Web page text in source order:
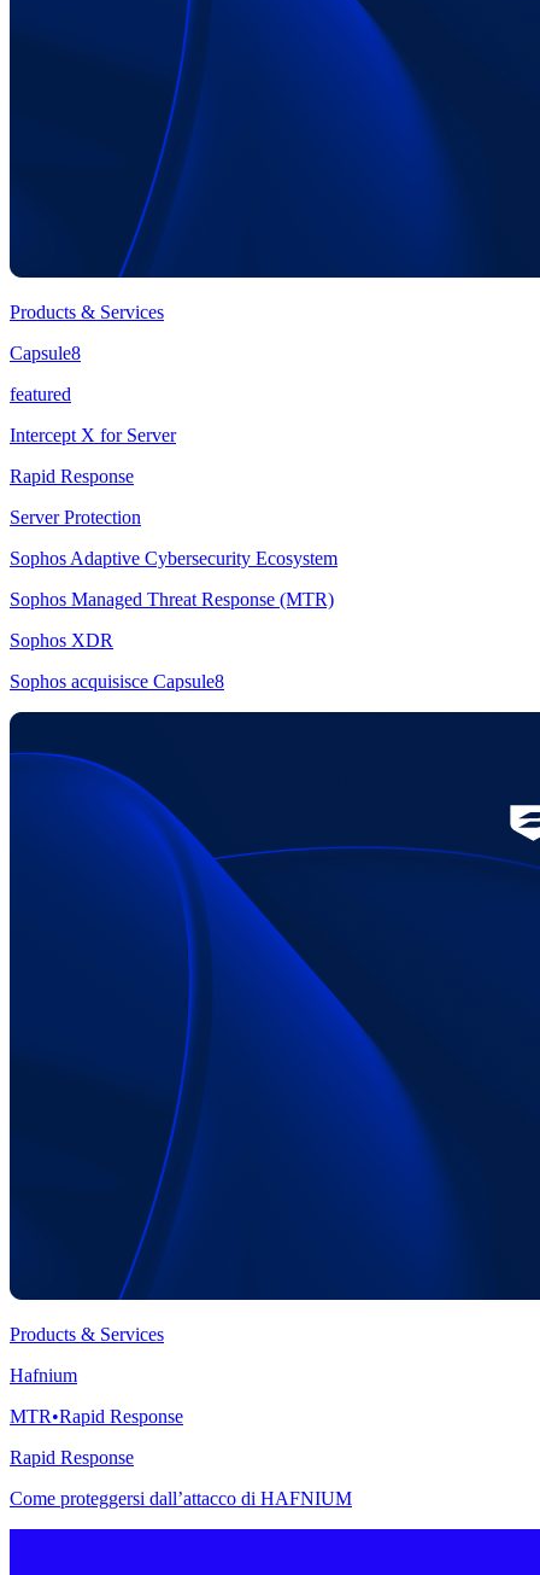
Products & Services
Capsule8
featured
Intercept X for Server
Rapid Response
Server Protection
Sophos Adaptive Cybersecurity Ecosystem
Sophos Managed Threat Response (MTR)
Sophos XDR
Sophos acquisisce Capsule8
Products & Services
Hafnium
MTR•Rapid Response
Rapid Response
Come proteggersi dall’attacco di HAFNIUM